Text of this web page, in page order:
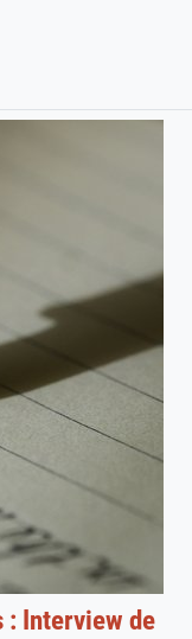
: Interview de